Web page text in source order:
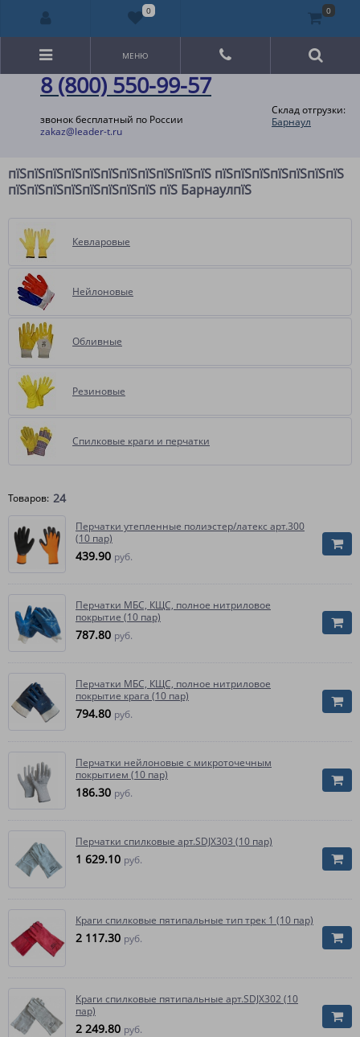
8 (800) 550-99-57
звонок бесплатный по России
zakaz@leader-t.ru
Склад отгрузки:
Барнаул
МЕНЮ
пїЅпїЅпїЅпїЅпїЅпїЅпїЅпїЅпїЅпїЅпїЅ пїЅпїЅпїЅпїЅпїЅпїЅпїЅ
пїЅпїЅпїЅпїЅпїЅпїЅпїЅпїЅ пїЅ БарнаулпїЅ
Кевларовые
Нейлоновые
Обливные
Резиновые
Спилковые краги и перчатки
Товаров: 24
Перчатки утепленные полиэстер/латекс арт.300
(10 пар)
439.90 руб.
Перчатки МБС, КЩС, полное нитриловое
покрытие (10 пар)
787.80 руб.
Перчатки МБС, КЩС, полное нитриловое
покрытие крага (10 пар)
794.80 руб.
Перчатки нейлоновые с микроточечным
покрытием (10 пар)
186.30 руб.
Перчатки спилковые арт.SDJX303 (10 пар)
1 629.10 руб.
Краги спилковые пятипальные тип трек 1 (10 пар)
2 117.30 руб.
Краги спилковые пятипальные арт.SDJX302 (10
пар)
2 249.80 руб.
0 0